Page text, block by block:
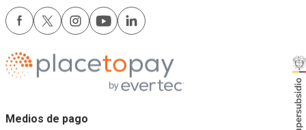
Medios de pago